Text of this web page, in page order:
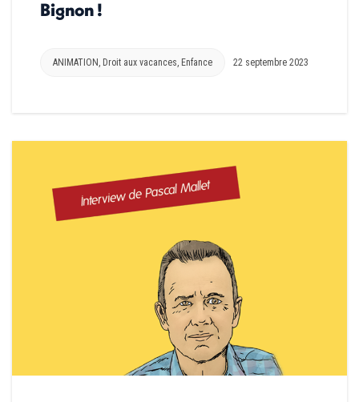
Bignon !
ANIMATION , Droit aux vacances, Enfance 22 septembre 2023